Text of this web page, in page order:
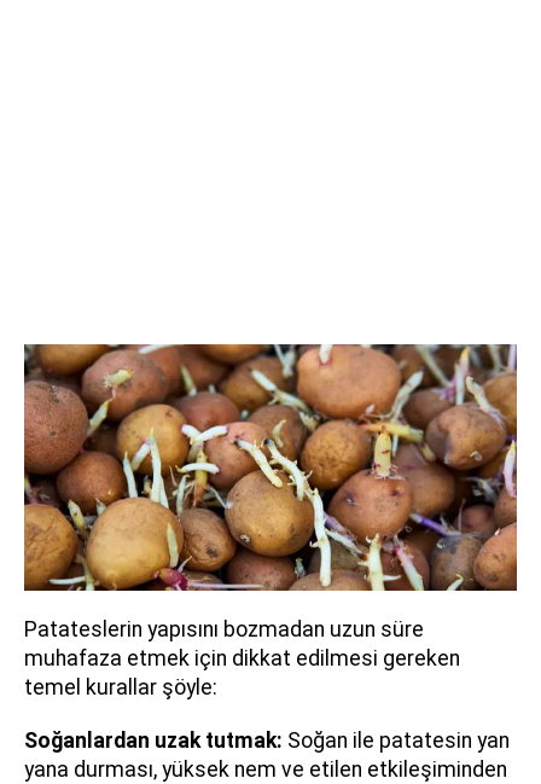
Patateslerin yapısını bozmadan uzun süre
muhafaza etmek için dikkat edilmesi gereken
temel kurallar şöyle:
Soğanlardan uzak tutmak: Soğan ile patatesin yan
yana durması, yüksek nem ve etilen etkileşiminden